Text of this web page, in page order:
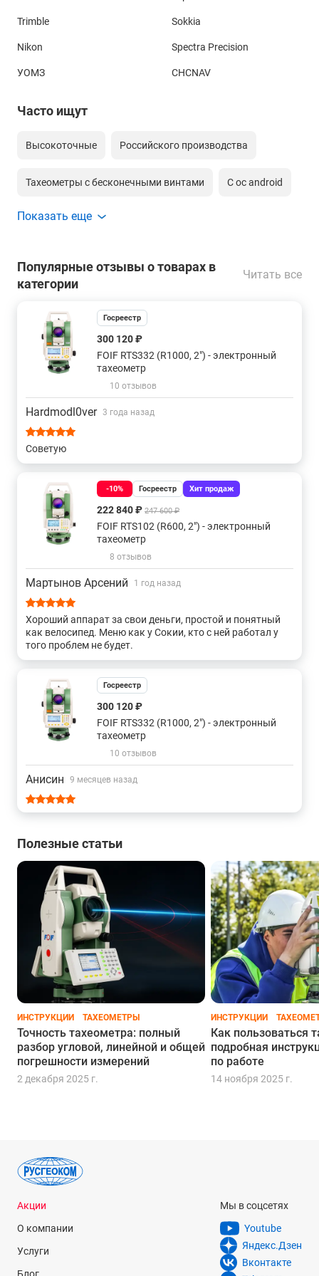
Trimble Sokkia
Nikon Spectra Precision
УОМЗ CHCNAV
Часто ищут
Высокоточные Российского производства
Тахеометры с бесконечными винтами С ос android
С оптическим центриром
Сканирующий по сетке тахеометр
С точность 0,5 секунд
С лазерным центриром и точностью 0.5"
С лазерным центриром и точностью 1"
С оптическим центриром и точностью 1"
С точностью 1" и закрепительными винтами
С точностью 1" и бесконечными винтами
С оптическим центриром и точностью 2"
С лазерным центриром и точностью 2"
С точностью 2" и бесконечными винтами
С точностью 2" и закрепительными винтами
С оптическим центриром и точностью 3"
С лазерным центриром и точностью 3"
С точностью 3" и закрепительными винтами
С точностью 3" и бесконечными винтами
С лазерным центриром и точностью 5"
С оптическим центриром и точностью 5"
С точностью 5" и бесконечными винтами
С точностью 5" и закрепительными винтами
С точностью 7" и бесконечными винтами
Показать еще
Популярные отзывы о товарах в
категории
Читать все
Госреестр
300 120 ₽
FOIF RTS332 (R1000, 2") - электронный
тахеометр
10 отзывов
Hardmodl0ver 3 года назад
Советую
-10% Госреестр Хит продаж
222 840 ₽ 247 600 ₽
FOIF RTS102 (R600, 2") - электронный
тахеометр
8 отзывов
Мартынов Арсений 1 год назад
Хороший аппарат за свои деньги, простой и понятный
как велосипед. Меню как у Сокии, кто с ней работал у
того проблем не будет.
Госреестр
300 120 ₽
FOIF RTS332 (R1000, 2") - электронный
тахеометр
10 отзывов
Анисин 9 месяцев назад
Полезные статьи
ИНСТРУКЦИИ ТАХЕОМЕТРЫ
Точность тахеометра: полный
разбор угловой, линейной и общей
погрешности измерений
2 декабря 2025 г.
ИНСТРУКЦИИ
Как пользоваться
подробная
по работе
14 ноября 2025 г.
Акции
О компании
Услуги
Мы в соцсетях
Youtube
Яндекс.Дзен
Вконтакте